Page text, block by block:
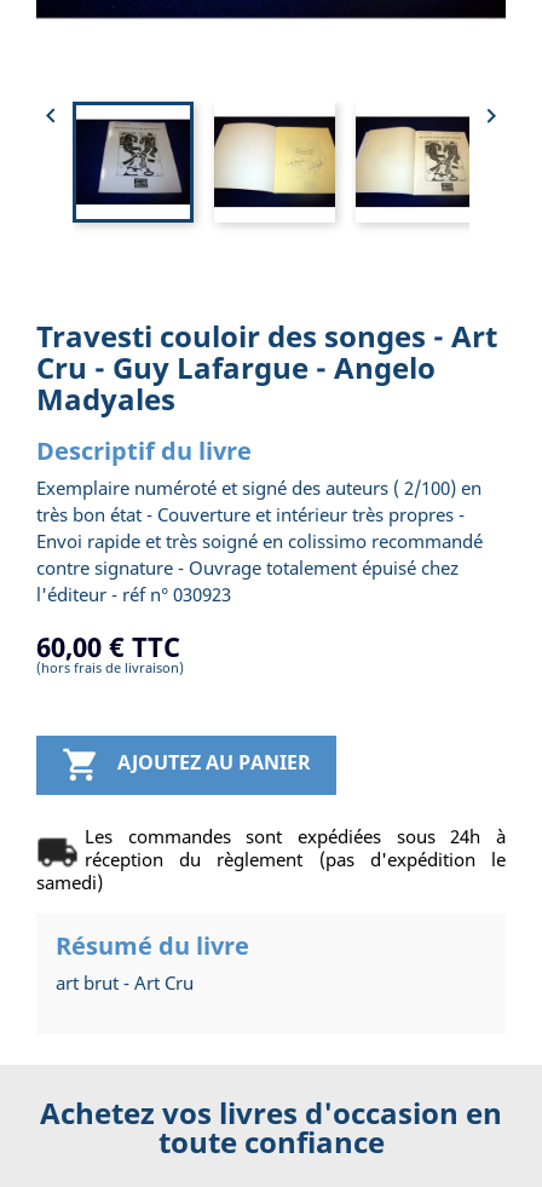
 
Travesti couloir des songes - Art
Cru - Guy Lafargue - Angelo
Madyales
Descriptif du livre
Exemplaire numéroté et signé des auteurs ( 2/100) en
très bon état - Couverture et intérieur très propres -
Envoi rapide et très soigné en colissimo recommandé
contre signature - Ouvrage totalement épuisé chez
l'éditeur - réf n° 030923
60,00 € TTC
(hors frais de livraison)
 AJOUTEZ AU PANIER
Les commandes sont expédiées sous 24h à
réception du règlement (pas d'expédition le
samedi)
Résumé du livre
art brut - Art Cru
Achetez vos livres d'occasion en
toute confiance